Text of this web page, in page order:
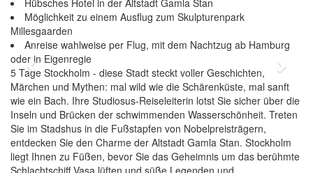
Hübsches Hotel in der Altstadt Gamla Stan
Möglichkeit zu einem Ausflug zum Skulpturenpark
Millesgaarden
Anreise wahlweise per Flug, mit dem Nachtzug ab Hamburg
oder in Eigenregie
Previous Next
5 Tage Stockholm - diese Stadt steckt voller Geschichten,
Märchen und Mythen: mal wild wie die Schärenküste, mal sanft
wie ein Bach. Ihre Studiosus-Reiseleiterin lotst Sie sicher über die
Inseln und Brücken der schwimmenden Wasserschönheit. Treten
Sie im Stadshus in die Fußstapfen von Nobelpreisträgern,
entdecken Sie den Charme der Altstadt Gamla Stan. Stockholm
liegt Ihnen zu Füßen, bevor Sie das Geheimnis um das berühmte